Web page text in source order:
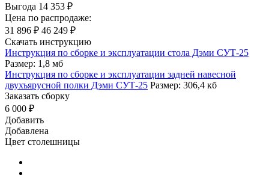
Выгода 14 353 ₽
Цена по распродаже:
31 896 ₽ 46 249 ₽
Скачать инструкцию
Инструкция по сборке и эксплуатации стола Дэми СУТ-25
Размер: 1,8 мб
Инструкция по сборке и эксплуатации задней навесной
двухъярусной полки Дэми СУТ-25 Размер: 306,4 кб
Заказать сборку
6 000 ₽
Добавить
Добавлена
Цвет столешницы